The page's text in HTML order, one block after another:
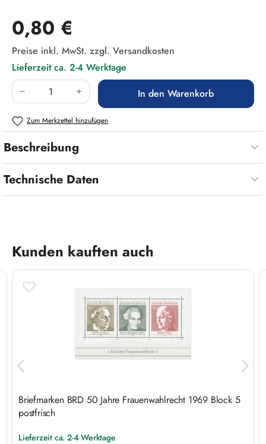
Regulärer Preis:
0,80 €
Preise inkl. MwSt. zzgl. Versandkosten
Lieferzeit ca. 2-4 Werktage
Produkt Anzahl: Gib den gewünschten Wert
In den Warenkorb
Zum Merkzettel hinzufügen
Beschreibung
Technische Daten
Produktgalerie überspringen
Kunden kauften auch
Briefmarken BRD 50 Jahre Frauenwahlrecht 1969 Block 5
postfrisch
Lieferzeit ca. 2-4 Werktage